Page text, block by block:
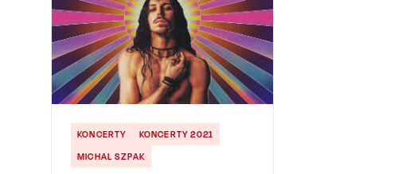
KONCERTY
KONCERTY 2021
MICHAL SZPAK